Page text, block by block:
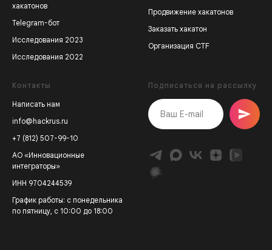
хакатонов
Telegram-бот
Исследования 2023
Исследования 2022
Продвижение хакатонов
Заказать хакатон
Организация CTF
Контакты
Написать нам
info@hackrus.ru
+7 (812) 507-99-10
АО «Инновационные
интеграторы»
ИНН 9704244539
График работы: с понедельника
по пятницу, с 10:00 до 18:00
Подписаться на рассылку